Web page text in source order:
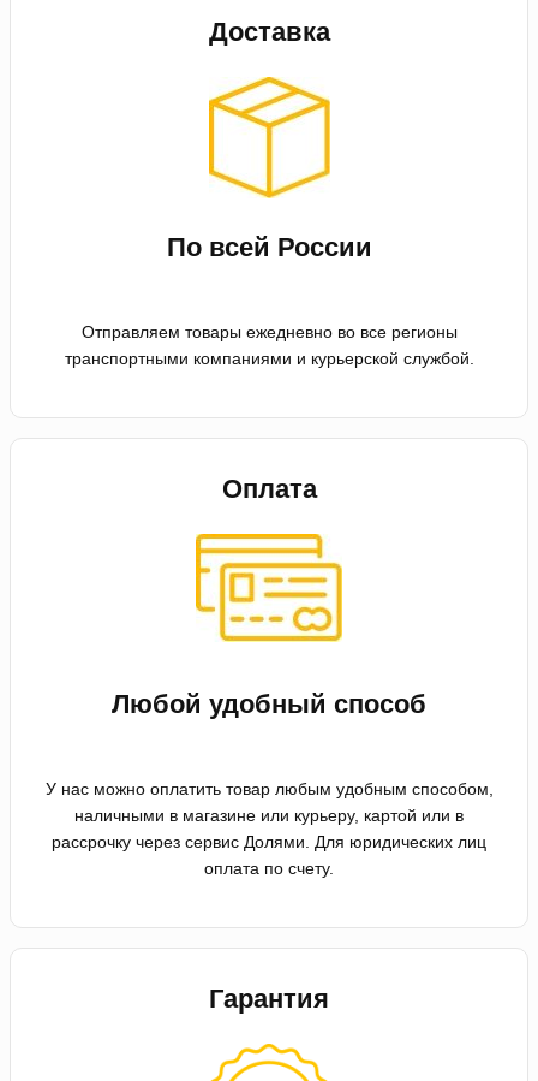
Доставка
По всей России
Отправляем товары ежедневно во все регионы
транспортными компаниями и курьерской службой.
Оплата
Любой удобный способ
У нас можно оплатить товар любым удобным способом,
наличными в магазине или курьеру, картой или в
рассрочку через сервис Долями. Для юридических лиц
оплата по счету.
Гарантия